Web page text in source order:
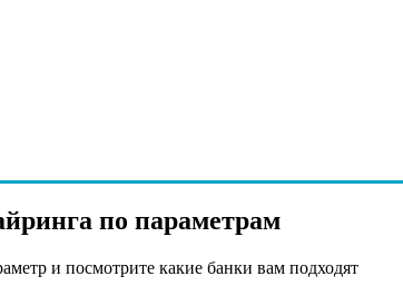
по параметрам
и посмотрите какие банки вам подходят